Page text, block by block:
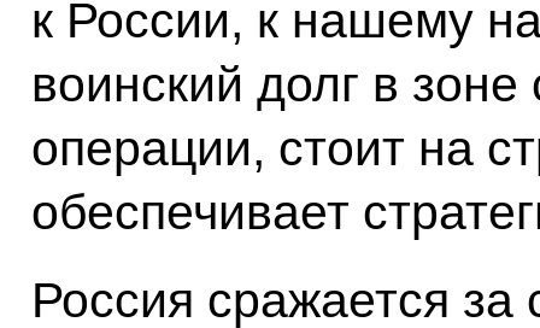
к России, к нашему
воинский долг в
операции, стоит на
обеспечивает
Россия сражается